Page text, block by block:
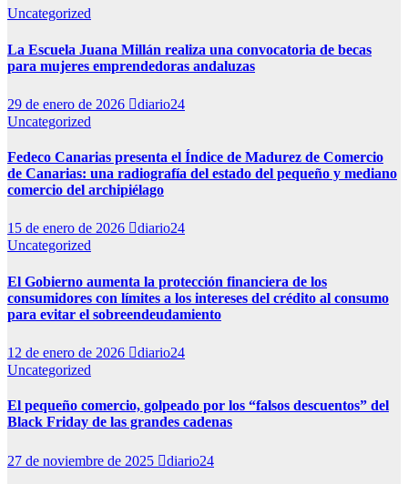
Uncategorized
La Escuela Juana Millán realiza una convocatoria de becas
para mujeres emprendedoras andaluzas
29 de enero de 2026
diario24
Uncategorized
Fedeco Canarias presenta el Índice de Madurez de Comercio
de Canarias: una radiografía del estado del pequeño y mediano
comercio del archipiélago
15 de enero de 2026
diario24
Uncategorized
El Gobierno aumenta la protección financiera de los
consumidores con límites a los intereses del crédito al consumo
para evitar el sobreendeudamiento
12 de enero de 2026
diario24
Uncategorized
El pequeño comercio, golpeado por los “falsos descuentos” del
Black Friday de las grandes cadenas
27 de noviembre de 2025 diario24